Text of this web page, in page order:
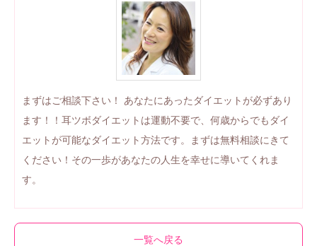
まずはご相談下さい！ あなたにあったダイエットが必ずあり
ます！！耳ツボダイエットは運動不要で、何歳からでもダイ
エットが可能なダイエット方法です。まずは無料相談にきて
ください！その一歩があなたの人生を幸せに導いてくれま
す。
一覧へ戻る